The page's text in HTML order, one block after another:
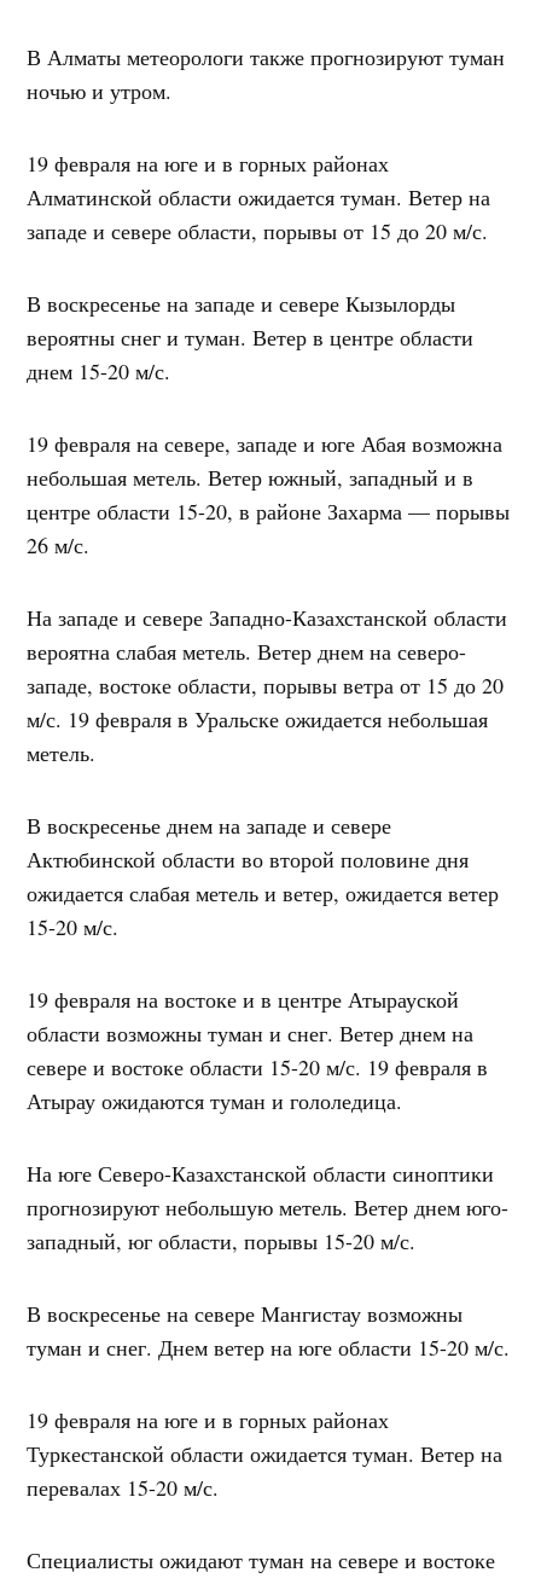
В Алматы метеорологи также прогнозируют туман
ночью и утром.
19 февраля на юге и в горных районах
Алматинской области ожидается туман. Ветер на
западе и севере области, порывы от 15 до 20 м/с.
В воскресенье на западе и севере Кызылорды
вероятны снег и туман. Ветер в центре области
днем ​​15-20 м/с.
19 февраля на севере, западе и юге Абая возможна
небольшая метель. Ветер южный, западный и в
центре области 15-20, в районе Захарма — порывы
26 м/с.
На западе и севере Западно-Казахстанской области
вероятна слабая метель. Ветер днем ​​на северо-
западе, востоке области, порывы ветра от 15 до 20
м/с. 19 февраля в Уральске ожидается небольшая
метель.
В воскресенье днем ​​на западе и севере
Актюбинской области во второй половине дня
ожидается слабая метель и ветер, ожидается ветер
15-20 м/с.
19 февраля на востоке и в центре Атырауской
области возможны туман и снег. Ветер днем ​​на
севере и востоке области 15-20 м/с. 19 февраля в
Атырау ожидаются туман и гололедица.
На юге Северо-Казахстанской области синоптики
прогнозируют небольшую метель. Ветер днем ​​юго-
западный, юг области, порывы 15-20 м/с.
В воскресенье на севере Мангистау возможны
туман и снег. Днем ветер на юге области 15-20 м/с.
19 февраля на юге и в горных районах
Туркестанской области ожидается туман. Ветер на
перевалах 15-20 м/с.
Специалисты ожидают туман на севере и востоке